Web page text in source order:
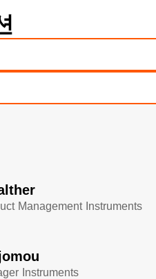
Management Instruments
Instruments